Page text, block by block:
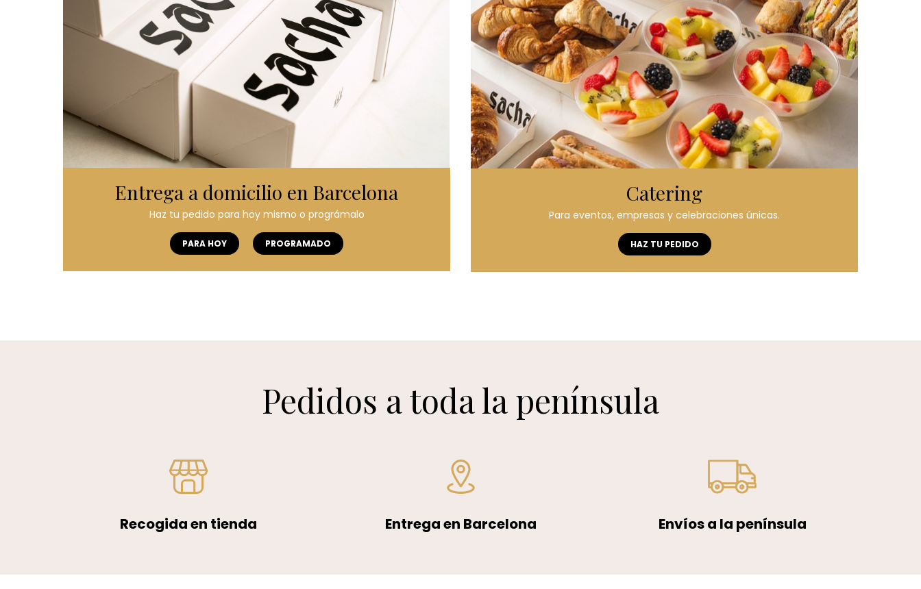
Entrega a domicilio en Barcelona
Haz tu pedido para hoy mismo o prográmalo
PARA HOY PROGRAMADO
Catering
Para eventos, empresas y celebraciones únicas.
HAZ TU PEDIDO
Pedidos a toda la península
Recogida en tienda Entrega en Barcelona Envíos a la península